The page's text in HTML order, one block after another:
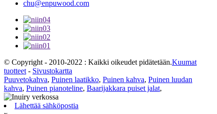
chu@enpuwood.com
© Copyright - 2010-2022 : Kaikki oikeudet pidätetään.Kuumat
tuotteet - Sivustokartta
Puuvetokahva, Puinen laatikko, Puinen kahva, Puinen luudan
kahva, Puinen pianoteline, Baarijakkara puiset jalat,
Lähettää sähköpostia